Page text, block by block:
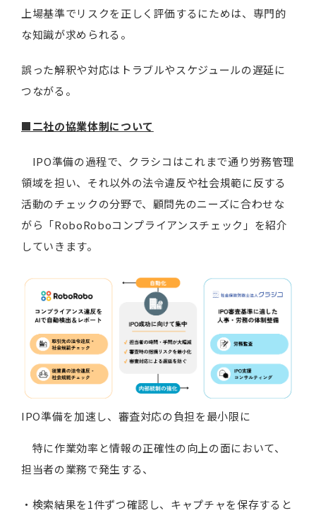
上場基準でリスクを正しく評価するにためは、専門的
な知識が求められる。
誤った解釈や対応はトラブルやスケジュールの遅延に
つながる。
■二社の協業体制について
IPO準備の過程で、クラシコはこれまで通り労務管理
領域を担い、それ以外の法令違反や社会規範に反する
活動のチェックの分野で、顧問先のニーズに合わせな
がら「RoboRoboコンプライアンスチェック」を紹介
していきます。
IPO準備を加速し、審査対応の負担を最小限に
特に作業効率と情報の正確性の向上の面において、
担当者の業務で発生する、
・検索結果を1件ずつ確認し、キャプチャを保存すると